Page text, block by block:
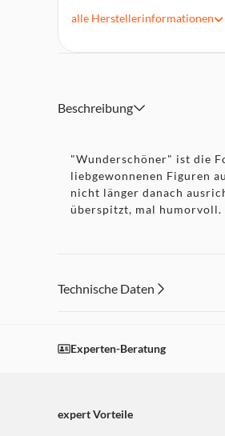
Regie: Karoline Herfurth
alle Herstellerinformationen
Beschreibung
"Wunderschöner" ist die
liebgewonnenen Figuren
nicht länger danach
überspitzt, mal
Technische Daten
Experten-Beratung
expert Vorteile